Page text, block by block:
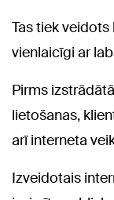
Tas tiek
vienlaicīgi ar
Pirms
lietošanas,
arī interneta
Izveidotais